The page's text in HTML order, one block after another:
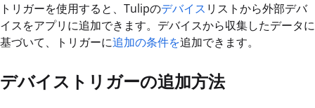
トリガーを使用すると、Tulipのデバイス リストから外部デバ
イスをアプリに追加できます。デバイスから収集したデータに
基づいて、トリガーに追加の条件を追加できます。
デバイストリガーの追加方法